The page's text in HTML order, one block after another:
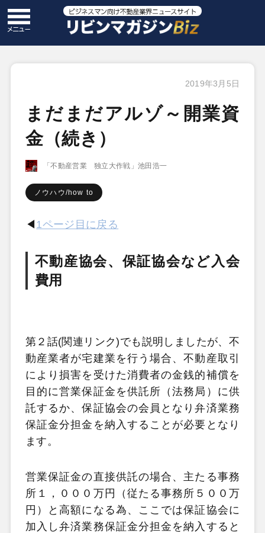
2019年3月5日
まだまだアルゾ～開業資
金（続き）
「不動産営業 独立大作戦」池田浩一
ノウハウ/how to
◀ 1ページ目に戻る
不動産協会、保証協会など入会
費用
第２話(関連リンク)でも説明しましたが、不
動産業者が宅建業を行う場合、不動産取引
により損害を受けた消費者の金銭的補償を
目的に営業保証金を供託所（法務局）に供
託するか、保証協会の会員となり弁済業務
保証金分担金を納入することが必要となり
ます。
営業保証金の直接供託の場合、主たる事務
所１，０００万円（従たる事務所５００万
円）と高額になる為、ここでは保証協会に
加入し弁済業務保証金分担金を納入すると